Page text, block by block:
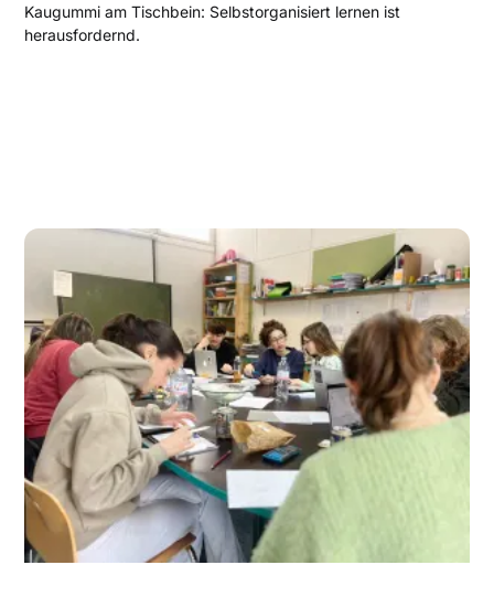
Kaugummi am Tischbein: Selbstorganisiert lernen ist
herausfordernd.